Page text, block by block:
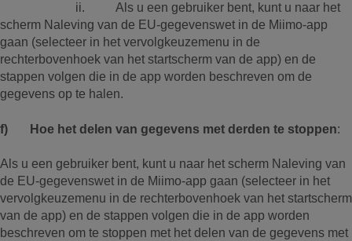
ii. Als u een gebruiker bent, kunt u naar het
scherm Naleving van de EU-gegevenswet in de Miimo-app
gaan (selecteer in het vervolgkeuzemenu in de
rechterbovenhoek van het startscherm van de app) en de
stappen volgen die in de app worden beschreven om de
gegevens op te halen.
f) Hoe het delen van gegevens met derden te stoppen:
Als u een gebruiker bent, kunt u naar het scherm Naleving van
de EU-gegevenswet in de Miimo-app gaan (selecteer in het
vervolgkeuzemenu in de rechterbovenhoek van het startscherm
van de app) en de stappen volgen die in de app worden
beschreven om te stoppen met het delen van de gegevens met